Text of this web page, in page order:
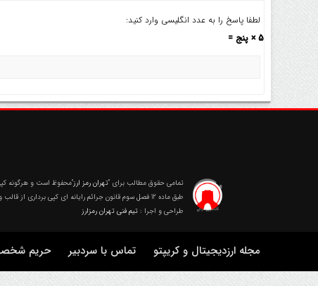
لطفا پاسخ را به عدد انگلیسی وارد کنید:
5 × پنج =
تمامی حقوق مطالب برای "تهران رمز ارز"محفوظ است و هرگونه
طبق ماده 12 فصل سوم قانون جرائم رایانه ای کپی برداری از قالب و محتوا پیگرد قانونی خواهد داشت.
طراحی و اجرا : تیم فنی تهران رمزارز
مجله ارزدیجیتال و کریپتو تماس با سردبیر حریم